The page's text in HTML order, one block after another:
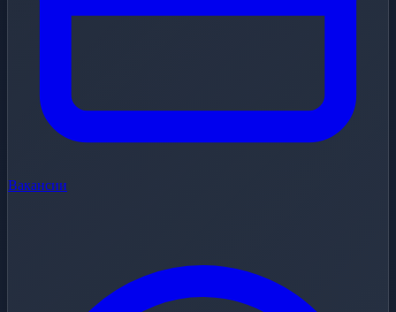
Вакансии